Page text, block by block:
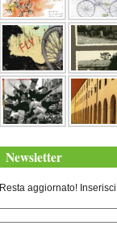
Newsletter
Resta aggiornato!